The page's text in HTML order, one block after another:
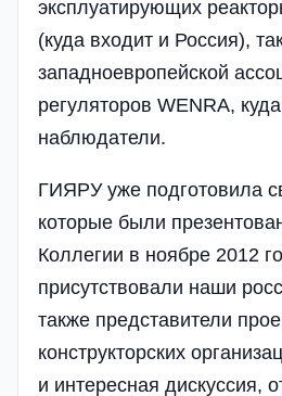
эксплуатирующих
(куда входит и Россия),
западноевропейской
регуляторов WENRA,
наблюдатели.
ГИЯРУ уже подготовила
которые были
Коллегии в ноябре 2012
присутствовали наши
также представители
конструкторских
и интересная дискуссия,